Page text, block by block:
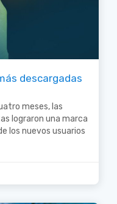
descargadas
meses, las
lograron una marca
los nuevos usuarios